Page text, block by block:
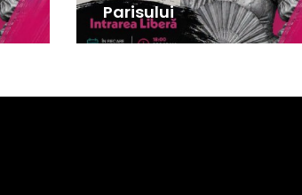
Parisului